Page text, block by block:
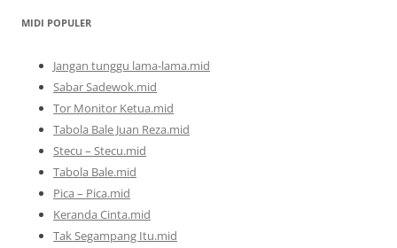
MIDI POPULER
Jangan tunggu lama-lama.mid
Sabar Sadewok.mid
Tor Monitor Ketua.mid
Tabola Bale Juan Reza.mid
Stecu – Stecu.mid
Tabola Bale.mid
Pica – Pica.mid
Keranda Cinta.mid
Tak Segampang Itu.mid